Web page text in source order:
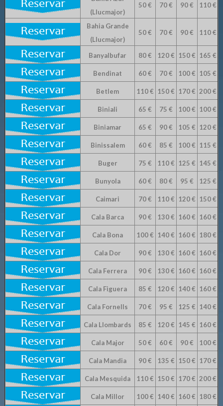
(Llucmajor)
50 € 70 € 90 € 110 €
Bahia Grande
(Llucmajor)
50 € 70 € 90 € 110 €
Banyalbufar 80 € 120 € 150 € 165 €
Bendinat 60 € 70 € 100 € 105 €
Betlem 110 € 150 € 170 € 200 €
Biniali 65 € 75 € 100 € 100 €
Biniamar 65 € 90 € 105 € 120 €
Binissalem 60 € 85 € 100 € 115 €
Buger 75 € 110 € 125 € 145 €
Bunyola 60 € 80 € 95 € 125 €
Caimari 70 € 110 € 120 € 150 €
Cala Barca 90 € 130 € 160 € 160 €
Cala Bona 100 € 140 € 160 € 180 €
Cala Dor 90 € 130 € 160 € 160 €
Cala Ferrera 90 € 130 € 160 € 160 €
Cala Figuera 85 € 120 € 140 € 160 €
Cala Fornells 70 € 95 € 125 € 140 €
Cala Llombards 85 € 120 € 145 € 160 €
Cala Major 50 € 60 € 90 € 100 €
Cala Mandia 90 € 135 € 150 € 170 €
Cala Mesquida 110 € 150 € 170 € 200 €
Cala Millor 100 € 140 € 160 € 180 €